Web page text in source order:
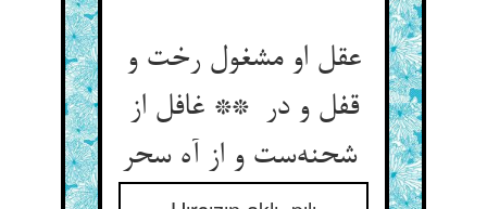
عقل او مشغول رخت و
قفل و در ** غافل از
شحنه‌ست و از آه سحر